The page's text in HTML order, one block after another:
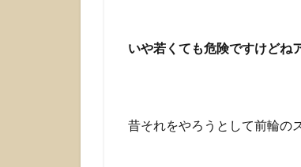
4
やか
いや若くても危険ですけどね
昔それをやろうとして前輪の